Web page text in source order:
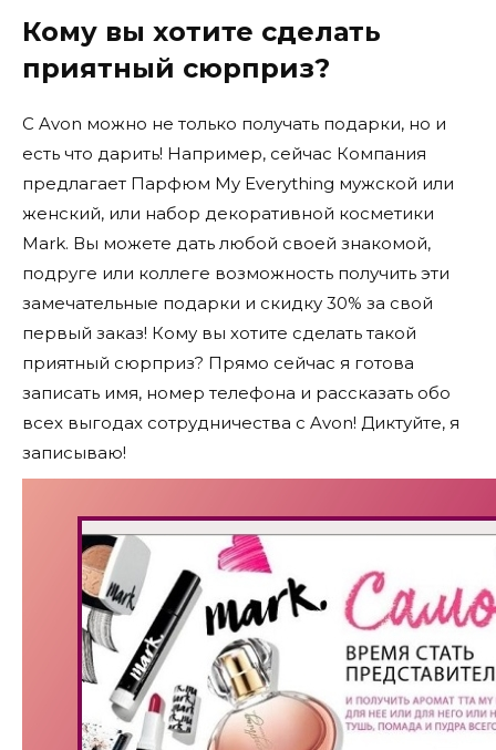
Кому вы хотите сделать
приятный сюрприз?
С Avon можно не только получать подарки, но и
есть что дарить! Например, сейчас Компания
предлагает Парфюм My Everything мужской или
женский, или набор декоративной косметики
Mark. Вы можете дать любой своей знакомой,
подруге или коллеге возможность получить эти
замечательные подарки и скидку 30% за свой
первый заказ! Кому вы хотите сделать такой
приятный сюрприз? Прямо сейчас я готова
записать имя, номер телефона и рассказать обо
всех выгодах сотрудничества с Avon! Диктуйте, я
записываю!